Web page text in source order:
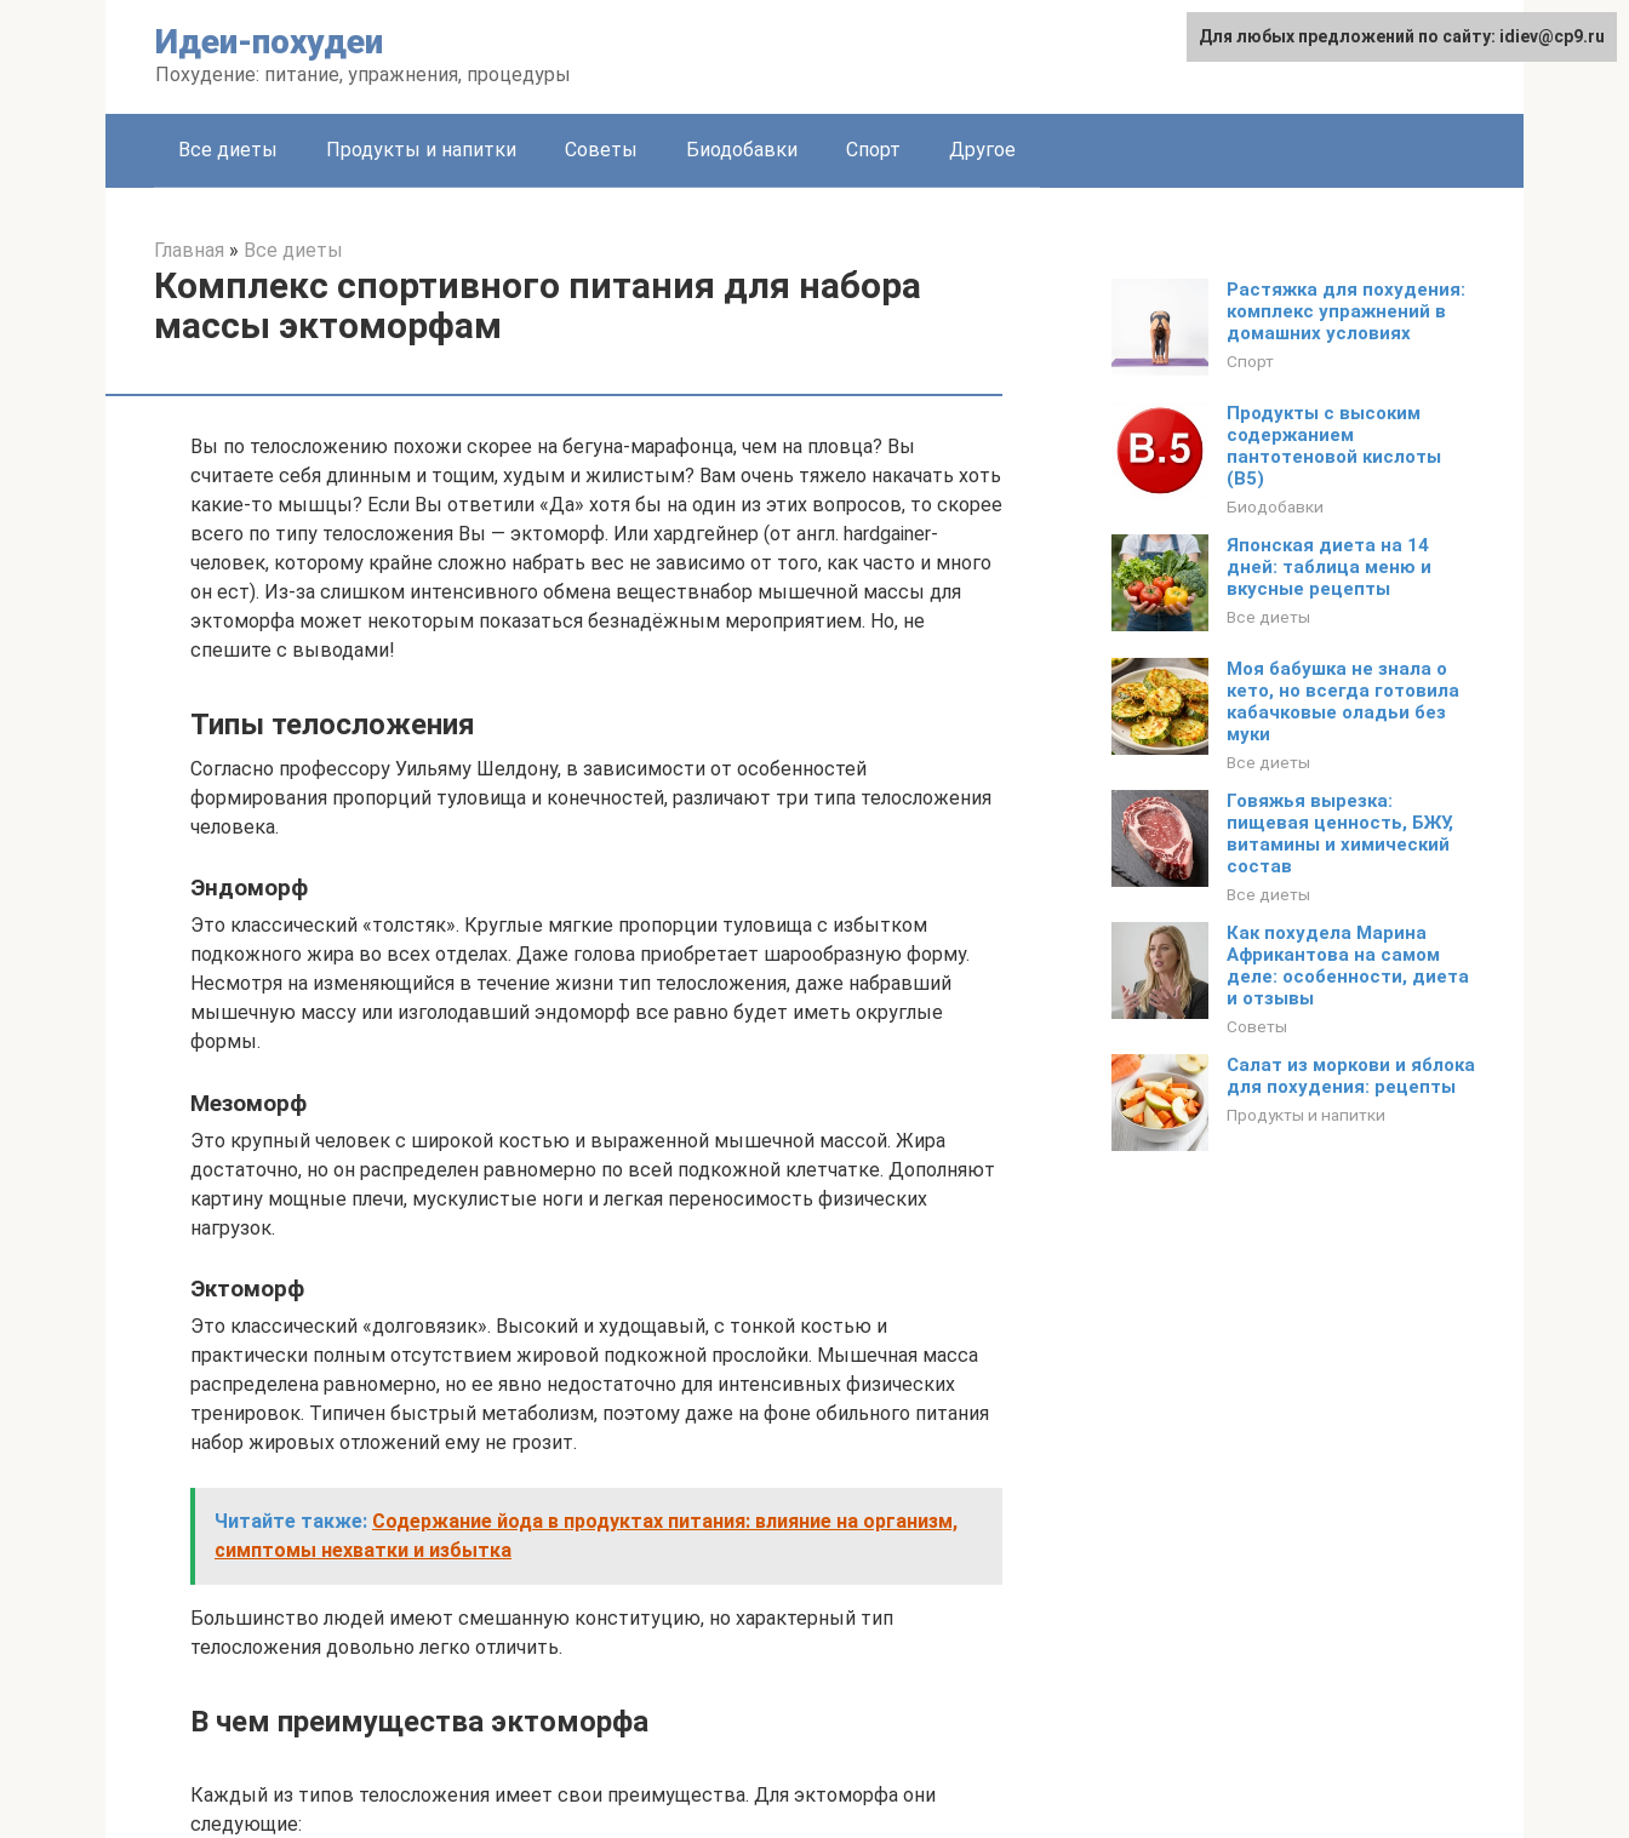
Идеи-похудеи
Похудение: питание, упражнения, процедуры
Все диеты Продукты и напитки Советы Биодобавки Спорт Другое
Главная » Все диеты
Комплекс спортивного питания для набора
массы эктоморфам
Вы по телосложению похожи скорее на бегуна-марафонца, чем на пловца? Вы
считаете себя длинным и тощим, худым и жилистым? Вам очень тяжело накачать хоть
какие-то мышцы? Если Вы ответили «Да» хотя бы на один из этих вопросов, то скорее
всего по типу телосложения Вы — эктоморф. Или хардгейнер (от англ. hardgainer-
человек, которому крайне сложно набрать вес не зависимо от того, как часто и много
он ест). Из-за слишком интенсивного обмена веществнабор мышечной массы для
эктоморфа может некоторым показаться безнадёжным мероприятием. Но, не
спешите с выводами!
Типы телосложения
Согласно профессору Уильяму Шелдону, в зависимости от особенностей
формирования пропорций туловища и конечностей, различают три типа телосложения
человека.
Эндоморф
Это классический «толстяк». Круглые мягкие пропорции туловища с избытком
подкожного жира во всех отделах. Даже голова приобретает шарообразную форму.
Несмотря на изменяющийся в течение жизни тип телосложения, даже набравший
мышечную массу или изголодавший эндоморф все равно будет иметь округлые
формы.
Мезоморф
Это крупный человек с широкой костью и выраженной мышечной массой. Жира
достаточно, но он распределен равномерно по всей подкожной клетчатке. Дополняют
картину мощные плечи, мускулистые ноги и легкая переносимость физических
нагрузок.
Эктоморф
Это классический «долговязик». Высокий и худощавый, с тонкой костью и
практически полным отсутствием жировой подкожной прослойки. Мышечная масса
распределена равномерно, но ее явно недостаточно для интенсивных физических
тренировок. Типичен быстрый метаболизм, поэтому даже на фоне обильного питания
набор жировых отложений ему не грозит.
Читайте также: Содержание йода в продуктах питания: влияние на организм,
симптомы нехватки и избытка
Большинство людей имеют смешанную конституцию, но характерный тип
телосложения довольно легко отличить.
В чем преимущества эктоморфа
Каждый из типов телосложения имеет свои преимущества. Для эктоморфа они
следующие:
Растяжка для похудения:
комплекс упражнений в
домашних условиях
Спорт
Продукты с высоким
содержанием
пантотеновой кислоты
(В5)
Биодобавки
Японская диета на 14
дней: таблица меню и
вкусные рецепты
Все диеты
Моя бабушка не знала о
кето, но всегда готовила
кабачковые оладьи без
муки
Все диеты
Говяжья вырезка:
пищевая ценность, БЖУ,
витамины и химический
состав
Все диеты
Как похудела Марина
Африкантова на самом
деле: особенности, диета
и отзывы
Советы
Салат из моркови и яблока
для похудения: рецепты
Продукты и напитки
Для любых предложений по сайту: idiev@cp9.ru